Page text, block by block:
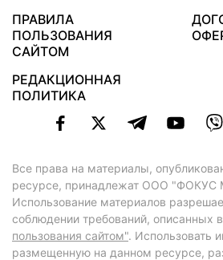
ПРАВИЛА
ПОЛЬЗОВАНИЯ
САЙТОМ
РЕДАКЦИОННАЯ
ПОЛИТИКА
Все права на материалы,
ресурсе, принадлежат ООО "ФОКУС
Использование материалов
соблюдении требований, описанных в
пользования сайтом". Использовать
размещенную на данном ресурсе,